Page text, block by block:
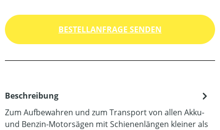
BESTELLANFRAGE SENDEN
Beschreibung
Zum Aufbewahren und zum Transport von allen Akku-
und Benzin-Motorsägen mit Schienenlängen kleiner als